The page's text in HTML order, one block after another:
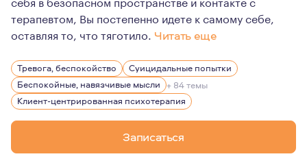
терапевтом, Вы постепенно идете к самому себе,
оставляя то, что тяготило. Читать еще
Психология - важная и невероятно значимая часть
Помимо психологии, я очень люблю горы, Кавказ,
Тревога, беспокойство
Суицидальные попытки
Беспокойные, навязчивые мысли + 84 темы
Клиент-центрированная психотерапия
Записаться